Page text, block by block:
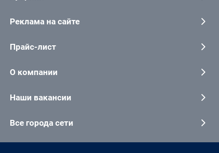
Реклама на сайте
Прайс-лист
О компании
Наши вакансии
Все города сети